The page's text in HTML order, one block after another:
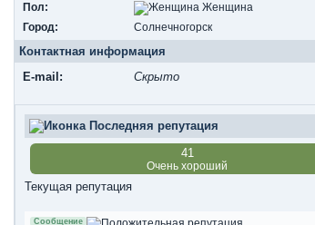
Пол:
Женщина
Город:
Солнечногорск
Контактная информация
E-mail:
Скрыто
Последняя репутация
41
Очень хороший
Текущая репутация
Сообщение